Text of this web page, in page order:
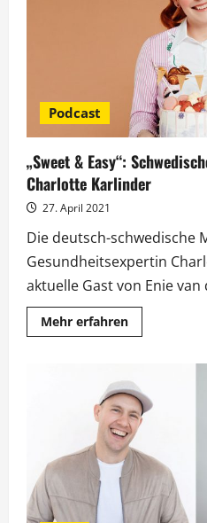
heute
Ross
Antony
Podcast
„Sweet & Easy“:
Charlotte Karlinder
27. April 2021
Die deutsch-schwedische
Gesundheitsexpertin
aktuelle Gast von Enie van
Mehr erfahrenMehr
Easy“:
Schwedische
Spezialitäten
mit
Charlotte
Karlinder